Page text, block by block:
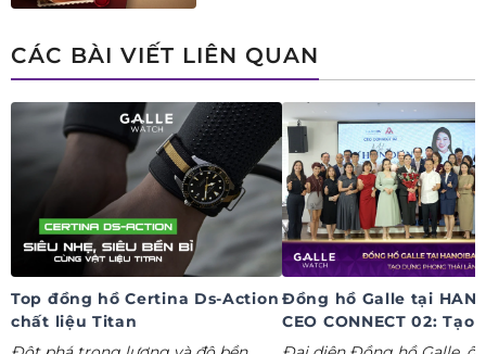
CÁC BÀI VIẾT LIÊN QUAN
Top đồng hồ Certina Ds-Action
chất liệu Titan
Đồng hồ Galle tại
CEO CONNECT 02: Tạo
phong thái lãnh đạo kỷ